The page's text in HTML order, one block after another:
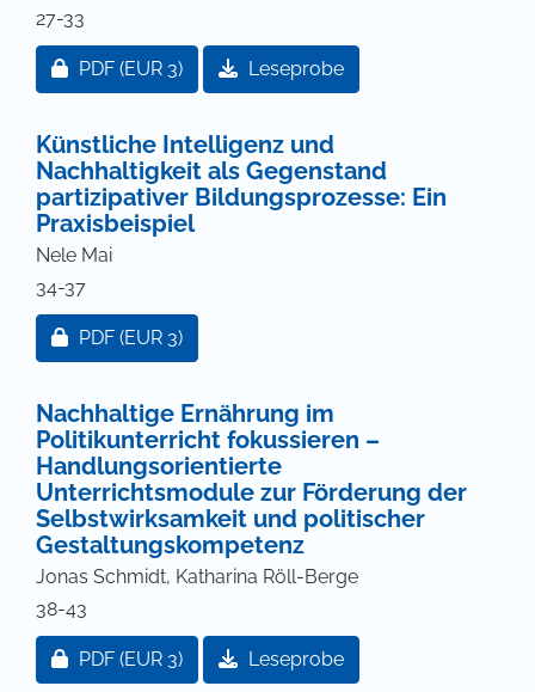
27-33
Zugang für Abonnent/innen oder durch Zahlung
PDF (EUR 3) Leseprobe
Künstliche Intelligenz und
Nachhaltigkeit als Gegenstand
partizipativer Bildungsprozesse: Ein
Praxisbeispiel
Nele Mai
34-37
Zugang für Abonnent/innen oder durch Zahlung
PDF (EUR 3)
Nachhaltige Ernährung im
Politikunterricht fokussieren –
Handlungsorientierte
Unterrichtsmodule zur Förderung der
Selbstwirksamkeit und politischer
Gestaltungskompetenz
Jonas Schmidt, Katharina Röll-Berge
38-43
Zugang für Abonnent/innen oder durch Zahlung
PDF (EUR 3) Leseprobe